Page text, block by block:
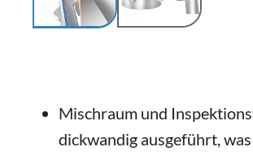
Mischraum und
dickwandig ausgeführt,